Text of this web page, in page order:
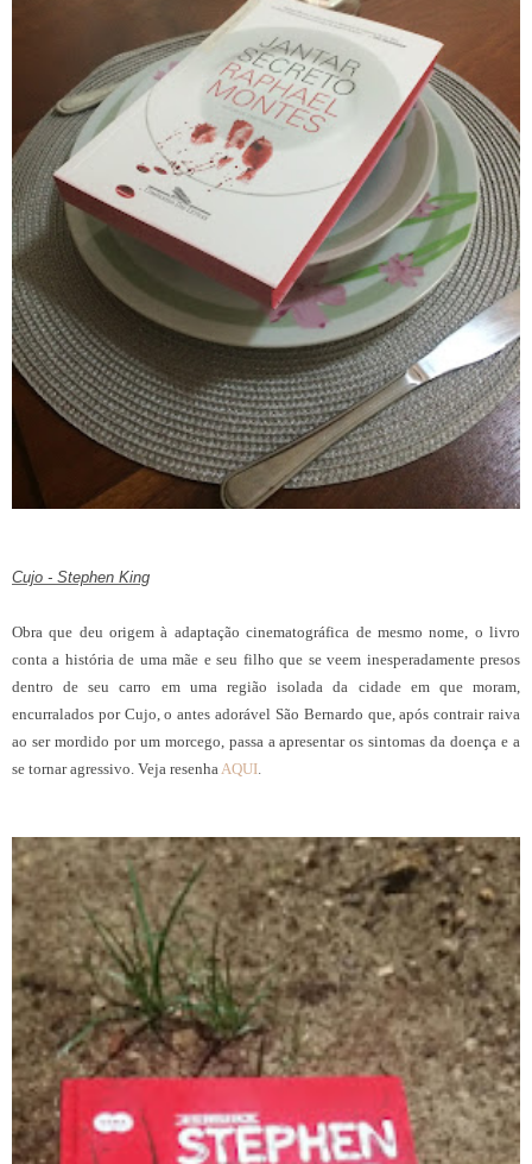
Cujo - Stephen King
Obra que deu origem à adaptação cinematográfica de mesmo nome, o livro
conta a história de uma mãe e seu filho que se veem inesperadamente presos
dentro de seu carro em uma região isolada da cidade em que moram,
encurralados por Cujo, o antes adorável São Bernardo que, após contrair raiva
ao ser mordido por um morcego, passa a apresentar os sintomas da doença e a
se tornar agressivo. Veja resenha AQUI